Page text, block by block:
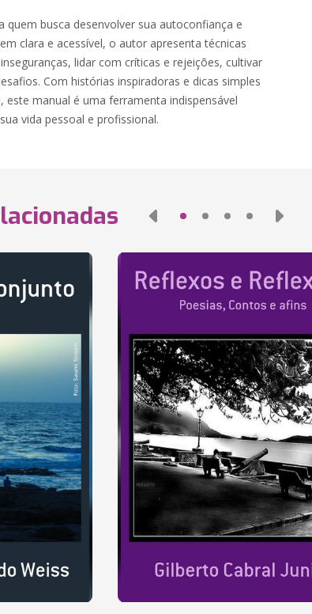
quem busca desenvolver sua autoconfiança e
clara e acessível, o autor apresenta técnicas
lidar com críticas e rejeições, cultivar
Com histórias inspiradoras e dicas simples
este manual é uma ferramenta indispensável
vida pessoal e profissional.